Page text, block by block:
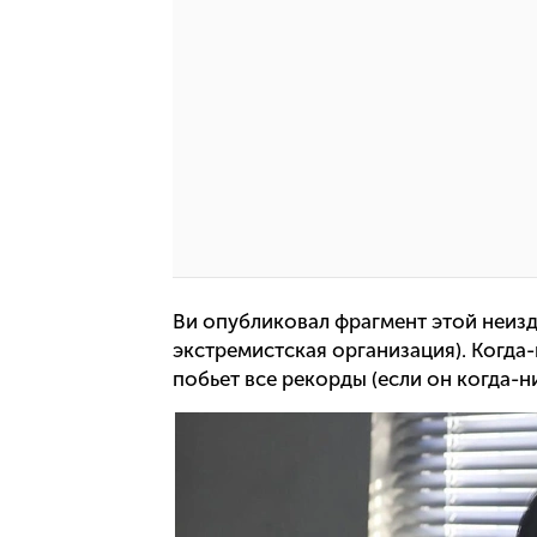
Ви опубликовал фрагмент этой
экстремистская организация).
побьет все рекорды (если он когда-